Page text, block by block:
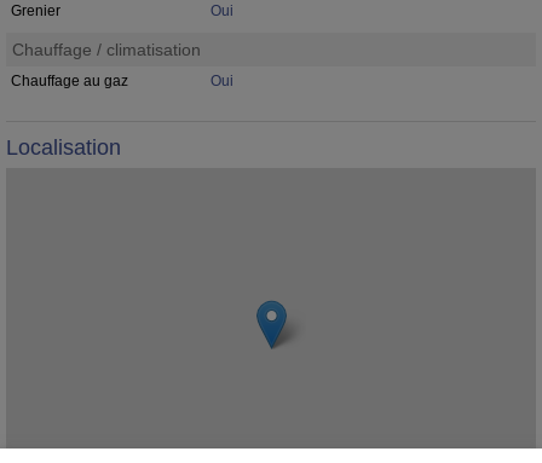
Grenier Oui
Chauffage / climatisation
Chauffage au gaz Oui
Localisation